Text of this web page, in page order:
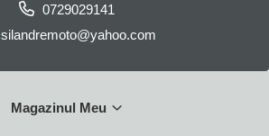
0729029141
silandremoto@yahoo.com
Magazinul Meu